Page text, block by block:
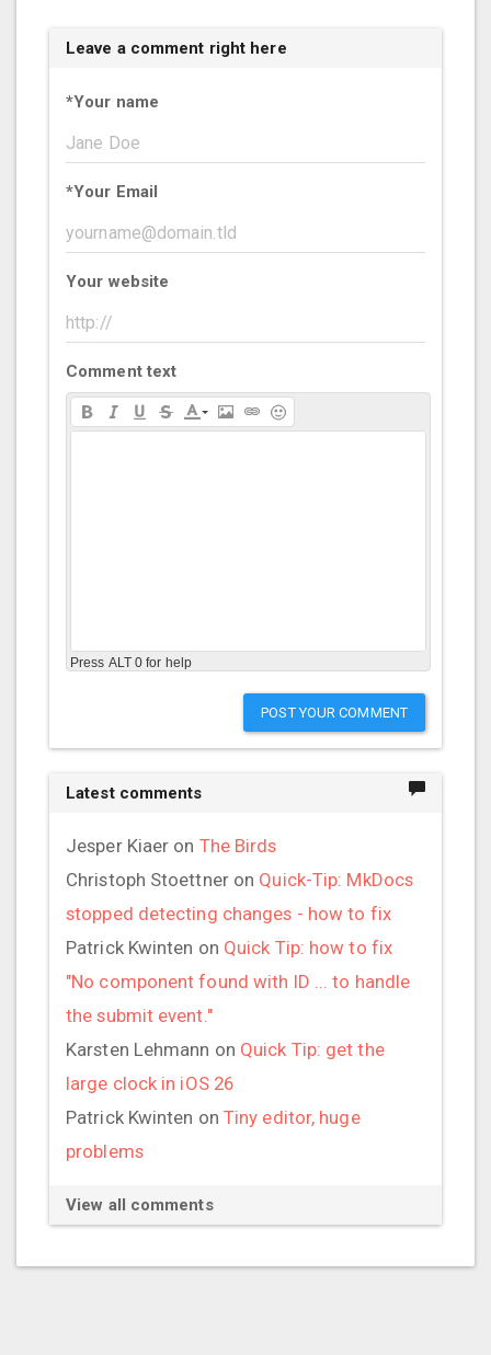
Leave a comment right here
*Your name
*Your Email
Your website
Comment text
Press ALT 0 for help
POST YOUR COMMENT
Latest comments
Jesper Kiaer on The Birds
Christoph Stoettneron Quick-Tip: MkDocs
stopped detecting changes - how to fix
Patrick Kwinten on Quick Tip: how to fix
"No component found with ID ... to handle
the submit event."
Karsten Lehmann on Quick Tip: get the
large clock in iOS 26
Patrick Kwinten on Tiny editor, huge
problems
View all comments